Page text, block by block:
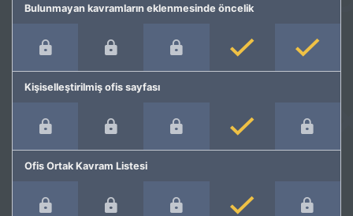
Bulunmayan kavramların eklenmesinde öncelik
Kişiselleştirilmiş ofis sayfası
Ofis Ortak Kavram Listesi